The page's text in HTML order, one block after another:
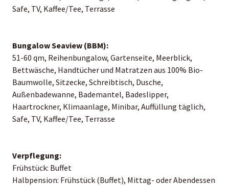
Safe, TV, Kaffee/Tee, Terrasse
Bungalow Seaview (BBM):
51-60 qm, Reihenbungalow, Gartenseite, Meerblick,
Bettwäsche, Handtücher und Matratzen aus 100% Bio-
Baumwolle, Sitzecke, Schreibtisch, Dusche,
Außenbadewanne, Bademantel, Badeslipper,
Haartrockner, Klimaanlage, Minibar, Auffüllung täglich,
Safe, TV, Kaffee/Tee, Terrasse
Verpflegung:
Frühstück: Buffet
Halbpension: Frühstück (Buffet), Mittag- oder Abendessen